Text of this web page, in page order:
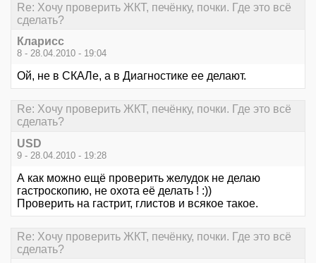
Re: Хочу проверить ЖКТ, печёнку, почки. Где это всё
сделать?
Кларисс
8 - 28.04.2010 - 19:04
Ой, не в СКАЛе, а в Диагностике ее делают.
Re: Хочу проверить ЖКТ, печёнку, почки. Где это всё
сделать?
USD
9 - 28.04.2010 - 19:28
А как можно ещё проверить желудок не делаю
гастроскопию, не охота её делать ! :))
Проверить на гастрит, глистов и всякое такое.
Re: Хочу проверить ЖКТ, печёнку, почки. Где это всё
сделать?